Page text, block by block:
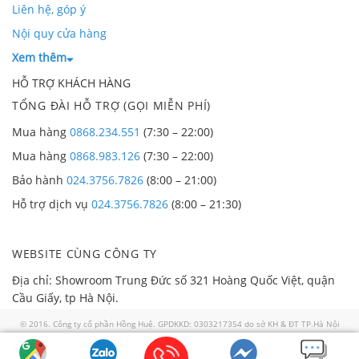
trang trí phòng tắm.
Kích thước nhỏ gọn, dễ dàng lắp đặt bằng 2 vít nở
treo tường.
Hệ thống điều khiển đèn sưởi nhà tắm Chefman CM-
612B đơn giản, dễ sử dụng 2 công tắc điều khiển.
Liên hệ, góp ý
Nội quy cửa hàng
Xem thêm
HỖ TRỢ KHÁCH HÀNG
TỔNG ĐÀI HỖ TRỢ (GỌI MIỄN PHÍ)
Mua hàng 0868.234.551 (7:30 – 22:00)
Mua hàng 0868.983.126 (7:30 – 22:00)
Bảo hành 024.3756.7826 (8:00 – 21:00)
Hỗ trợ dịch vụ 024.3756.7826 (8:00 – 21:30)
WEBSITE CÙNG CÔNG TY
Địa chỉ: Showroom Trung Đức số 321 Hoàng Quốc Việt, quận
Cầu Giấy, tp Hà Nội.
© 2016. Công ty cổ phần Hồng Huệ. GPDKKD: 0303217354 do sở KH & ĐT TP.Hà Nội
cấp ngày 02/01/2008. GP số 57/GP-TTĐT do Sở TTTT TP HN cấp ngày 30/07/2018. Địa
chỉ: 321 Hoàng Quốc Việt, quận Cầu Giấy thành phố Hà Nội. Điện thoại: 0868 986 829.